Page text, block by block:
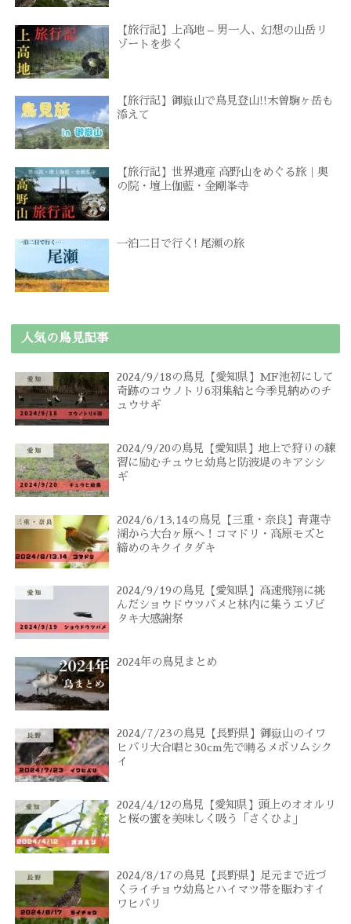
【旅行記】上高地 – 男一人、幻想の山岳リ
ゾートを歩く
【旅行記】御嶽山で鳥見登山!!木曽駒ヶ岳も
添えて
【旅行記】世界遺産 高野山をめぐる旅｜奥
の院・壇上伽藍・金剛峯寺
一泊二日で行く! 尾瀬の旅
人気の鳥見記事
2024/9/18の鳥見【愛知県】MF池初にして
奇跡のコウノトリ6羽集結と今季見納めのチ
ュウサギ
2024/9/20の鳥見【愛知県】地上で狩りの練
習に励むチュウヒ幼鳥と防波堤のキアシシ
ギ
2024/6/13,14の鳥見【三重・奈良】青蓮寺
湖から大台ヶ原へ！コマドリ・高原モズと
締めのキクイタダキ
2024/9/19の鳥見【愛知県】高速飛翔に挑
んだショウドウツバメと林内に集うエゾビ
タキ大感謝祭
2024年の鳥見まとめ
2024/7/23の鳥見【長野県】御嶽山のイワ
ヒバリ大合唱と30cm先で囀るメボソムシク
イ
2024/4/12の鳥見【愛知県】頭上のオオルリ
と桜の蜜を美味しく吸う「さくひよ」
2024/8/17の鳥見【長野県】足元まで近づ
くライチョウ幼鳥とハイマツ帯を賑わすイ
ワヒバリ